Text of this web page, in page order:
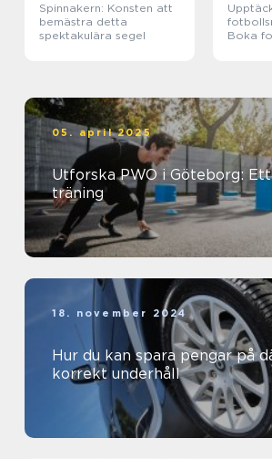
Spinnakern: Konsten att
bemästra detta
spektakulära segel
Boka
05. april 2025
Utforska PWO i Göteborg:
träning
18. november 2024
Hur du kan spara pengar på
korrekt underhåll